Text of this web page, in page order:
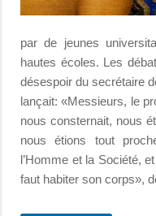
par de jeunes
hautes écoles. Les
désespoir du secrétaire
lançait: «Messieurs, le
nous consternait, nous
nous étions tout
l’Homme et la Société,
faut habiter son corps»,